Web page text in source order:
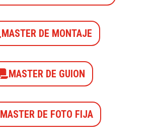
MASTER DE MONTAJE
MASTER DE GUION
MASTER DE FOTO FIJA